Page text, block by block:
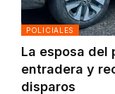
POLICIALES
La esposa del
entradera y
disparos